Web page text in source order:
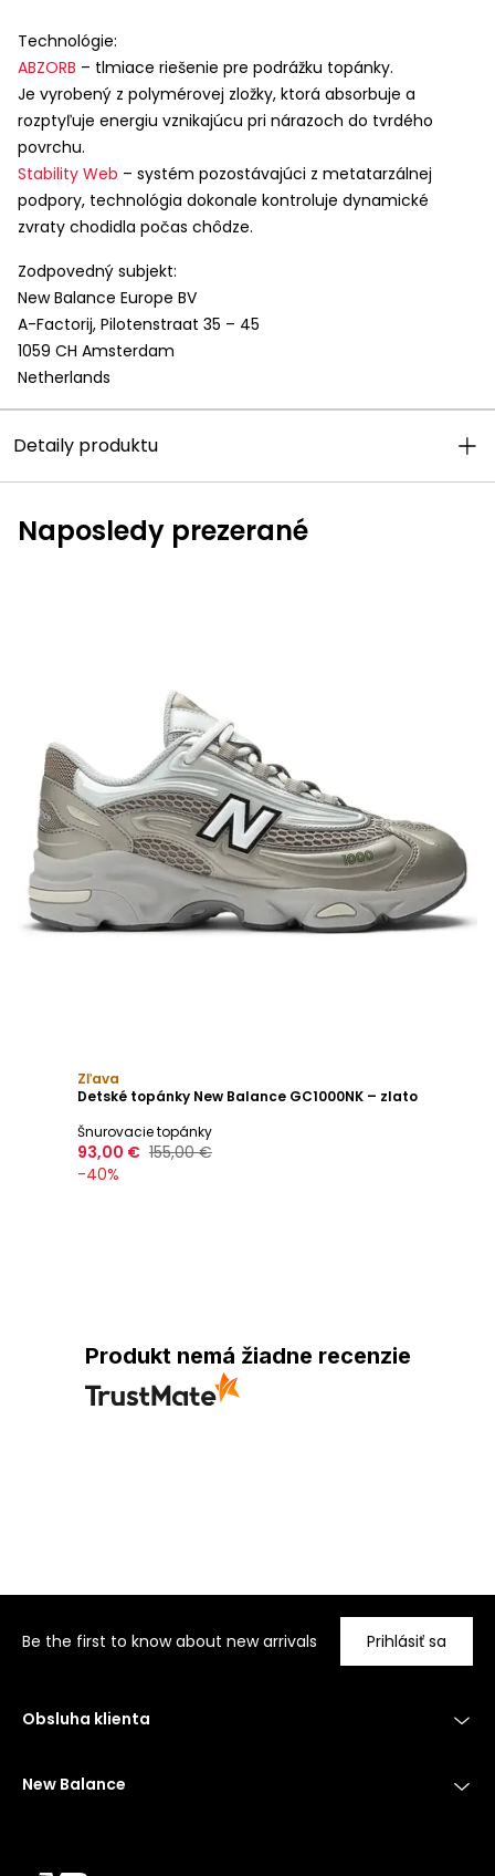
Technológie:
ABZORB – tlmiace riešenie pre podrážku topánky.
Je vyrobený z polymérovej zložky, ktorá absorbuje a
rozptyľuje energiu vznikajúcu pri nárazoch do tvrdého
povrchu.
Stability Web – systém pozostávajúci z metatarzálnej
podpory, technológia dokonale kontroluje dynamické
zvraty chodidla počas chôdze.
Zodpovedný subjekt:
New Balance Europe BV
A-Factorij, Pilotenstraat 35 – 45
1059 CH Amsterdam
Netherlands
Detaily produktu
Naposledy prezerané
Zľava
Detské topánky New Balance GC1000NK – zlato
Šnurovacie topánky
93,00 € 155,00 €
-40%
Produkt nemá žiadne recenzie
Be the first to know about new arrivals Prihlásiť sa
Obsluha klienta
New Balance